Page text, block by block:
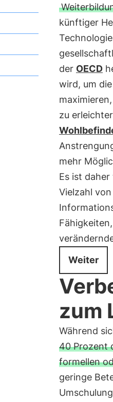
künftiger
der OECD
wird, um
zu
mehr
Es ist
Vielzahl von
Weiter
zum
Während
40 Prozent
formellen
geringe